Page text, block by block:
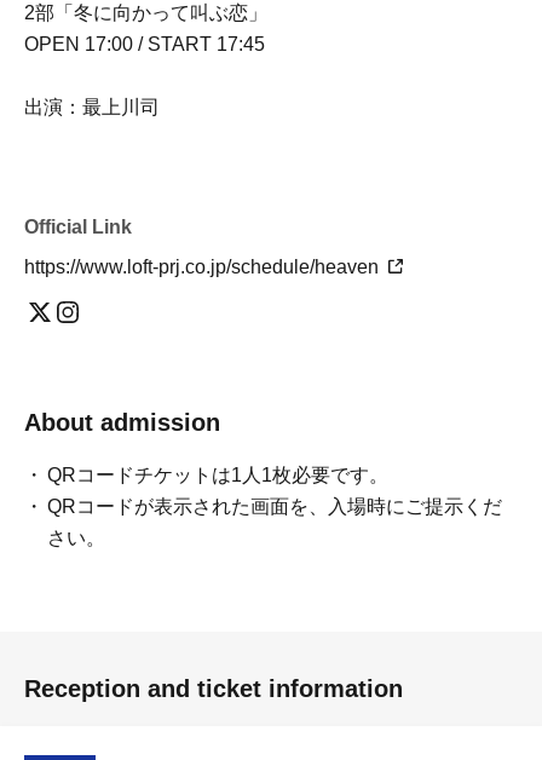
2部「冬に向かって叫ぶ恋」
OPEN 17:00 / START 17:45
出演：最上川司
Official Link
https://www.loft-prj.co.jp/schedule/heaven
About admission
QRコードチケットは1人1枚必要です。
QRコードが表示された画面を、入場時にご提示くだ
さい。
Reception and ticket information